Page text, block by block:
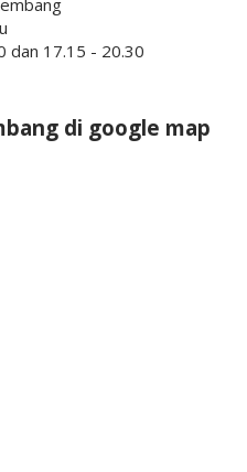
dan 17.15 - 20.30
di google map